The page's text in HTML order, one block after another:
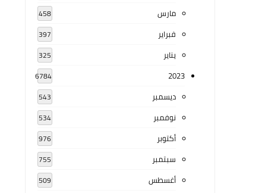
مارس 458
فبراير 397
يناير 325
2023
6784
ديسمبر 543
نوفمبر 534
أكتوبر 976
سبتمبر 755
أغسطس 509